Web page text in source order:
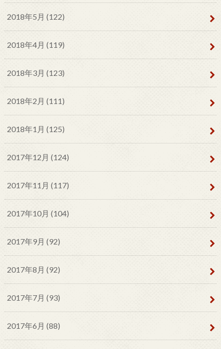
2018年5月 (122)
2018年4月 (119)
2018年3月 (123)
2018年2月 (111)
2018年1月 (125)
2017年12月 (124)
2017年11月 (117)
2017年10月 (104)
2017年9月 (92)
2017年8月 (92)
2017年7月 (93)
2017年6月 (88)